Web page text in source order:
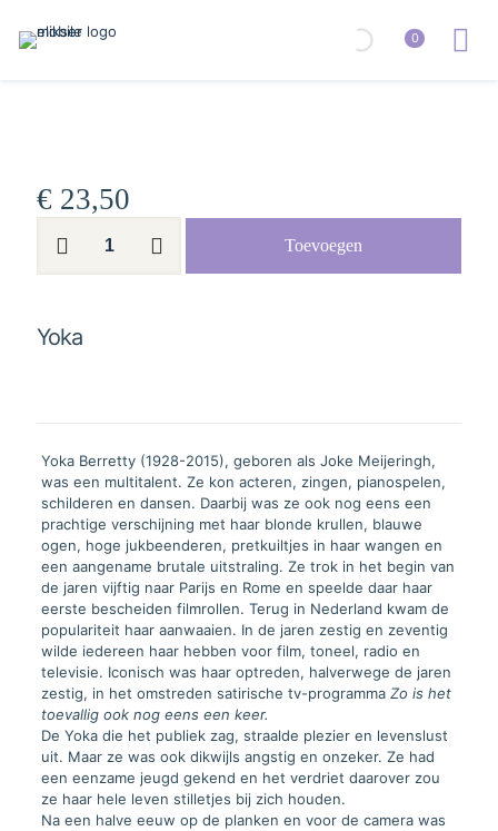
0
€ 23,50
Toevoegen
Yoka
Yoka Berretty (1928-2015), geboren als Joke Meijeringh,
was een multitalent. Ze kon acteren, zingen, pianospelen,
schilderen en dansen. Daarbij was ze ook nog eens een
prachtige verschijning met haar blonde krullen, blauwe
ogen, hoge jukbeenderen, pretkuiltjes in haar wangen en
een aangename brutale uitstraling. Ze trok in het begin van
de jaren vijftig naar Parijs en Rome en speelde daar haar
eerste bescheiden filmrollen. Terug in Nederland kwam de
populariteit haar aanwaaien. In de jaren zestig en zeventig
wilde iedereen haar hebben voor film, toneel, radio en
televisie. Iconisch was haar optreden, halverwege de jaren
zestig, in het omstreden satirische tv-programma Zo is het
toevallig ook nog eens een keer.
De Yoka die het publiek zag, straalde plezier en levenslust
uit. Maar ze was ook dikwijls angstig en onzeker. Ze had
een eenzame jeugd gekend en het verdriet daarover zou
ze haar hele leven stilletjes bij zich houden.
Na een halve eeuw op de planken en voor de camera was